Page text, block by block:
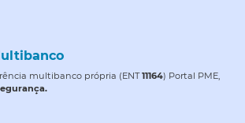
multibanco própria (ENT11164) Portal PME,